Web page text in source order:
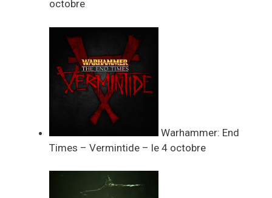
octobre
Warhammer: End
Times – Vermintide – le 4 octobre